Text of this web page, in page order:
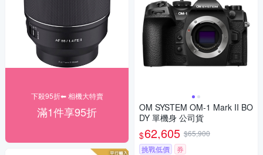
下殺95折⬅︎ 相機大特賣
滿1件享95折
OM SYSTEM OM-1 Mark II BO
DY 單機身 公司貨
$62,605 $65,900
挑戰低價
券